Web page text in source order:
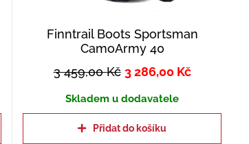
Finntrail Boots Sportsman
CamoArmy 40
3 459,00Kč 3 286,00 Kč
Skladem u dodavatele
Přidat do košíku